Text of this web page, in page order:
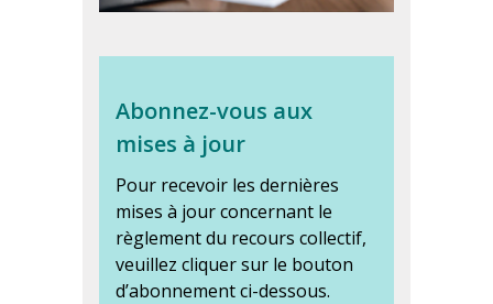
Abonnez-vous aux
mises à jour
Pour recevoir les dernières
mises à jour concernant le
règlement du recours collectif,
veuillez cliquer sur le bouton
d’abonnement ci-dessous.